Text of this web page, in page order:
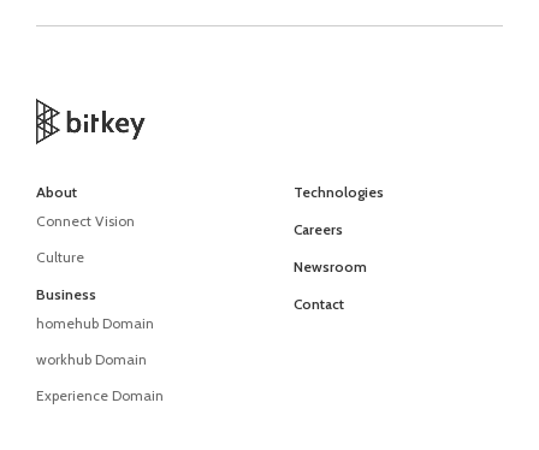
About
Connect Vision
Culture
Business
homehub Domain
workhub Domain
Experience Domain
Technologies
Careers
Newsroom
Contact